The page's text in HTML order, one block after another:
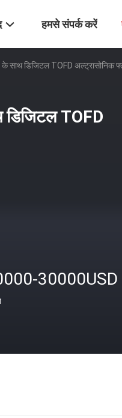
हमसे संपर्क करें
डिजिटल TOFD अल्ट्रासोनिक
TOFD
30000USD